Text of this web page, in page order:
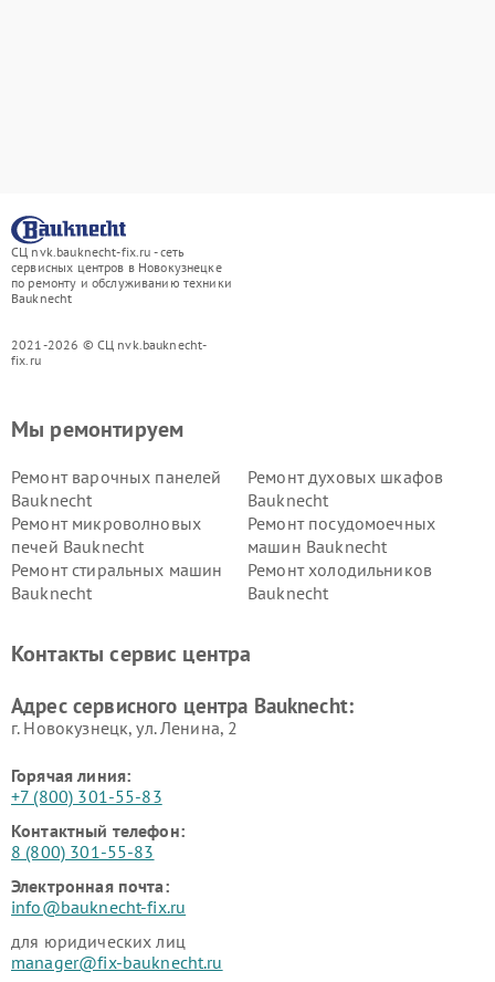
СЦ nvk.bauknecht-fix.ru - сеть
сервисных центров в Новокузнецке
по ремонту и обслуживанию техники
Bauknecht
2021-2026 © СЦ nvk.bauknecht-
fix.ru
Мы ремонтируем
Ремонт варочных панелей
Bauknecht
Ремонт духовых шкафов
Bauknecht
Ремонт микроволновых
печей Bauknecht
Ремонт посудомоечных
машин Bauknecht
Ремонт стиральных машин
Bauknecht
Ремонт холодильников
Bauknecht
Контакты сервис центра
Адрес сервисного центра Bauknecht:
г. Новокузнецк, ул. Ленина, 2
Горячая линия:
+7 (800) 301-55-83
Контактный телефон:
8 (800) 301-55-83
Электронная почта:
info@bauknecht-fix.ru
для юридических лиц
manager@fix-bauknecht.ru